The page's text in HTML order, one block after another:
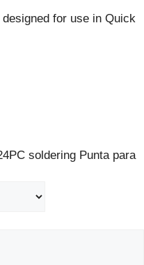
for use in Quick
soldering Punta para